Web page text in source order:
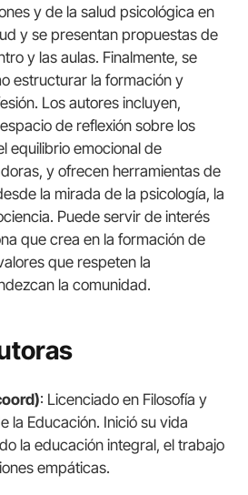
y de la salud psicológica en
y se presentan propuestas de
y las aulas. Finalmente, se
estructurar la formación y
Los autores incluyen,
de reflexión sobre los
equilibrio emocional de
y ofrecen herramientas de
la mirada de la psicología, la
Puede servir de interés
que crea en la formación de
que respeten la
la comunidad.
: Licenciado en Filosofía y
la Educación. Inició su vida
la educación integral, el trabajo
empáticas.